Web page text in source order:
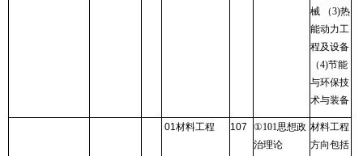
械 （3)热
能动力工
程及设备
（4)节能
与环保技
术与装备
01材料工程 107 ①101思想政
治理论
材料工程
方向包括